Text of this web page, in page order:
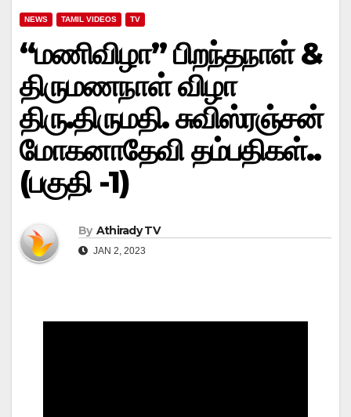
NEWS TAMIL VIDEOS TV
“மணிவிழா” பிறந்தநாள் &
திருமணநாள் விழா
திரு.திருமதி. சுவிஸ்ரஞ்சன்
மோகனாதேவி தம்பதிகள்..
(பகுதி -1)
By Athirady TV
JAN 2, 2023